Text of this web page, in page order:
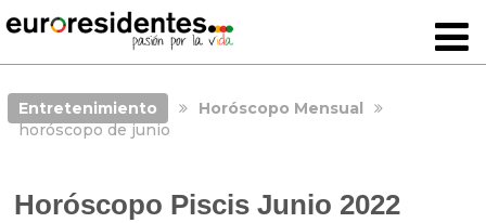
Entretenimiento
Horóscopo Mensual
horóscopo de junio
Horóscopo Piscis Junio 2022